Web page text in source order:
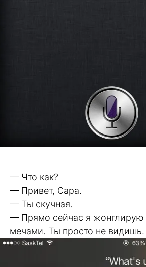
— Что как?
— Привет, Сара.
— Ты скучная.
— Прямо сейчас я жонглирую
мечами. Ты просто не видишь.